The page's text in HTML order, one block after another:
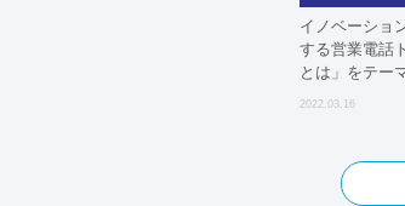
イノベーショ
する営業電話
とは」をテー
2022.03.16